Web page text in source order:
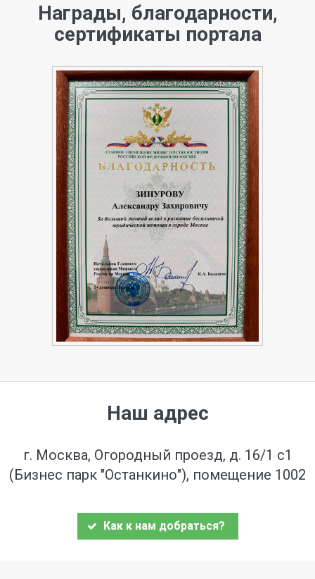
Награды, благодарности,
сертификаты портала
Наш адрес
г. Москва, Огородный проезд, д. 16/1 с1
(Бизнес парк "Останкино"), помещение 1002
Как к нам добраться?